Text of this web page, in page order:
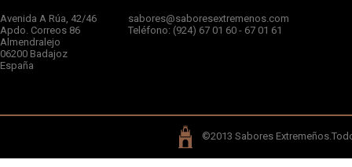
Avenida A Rúa, 42/46
Apdo. Correos 86
Almendralejo
06200 Badajoz
España
sabores@saboresextremenos.com
Teléfono: (924) 67 01 60 - 67 01 61
©2013 Sabores